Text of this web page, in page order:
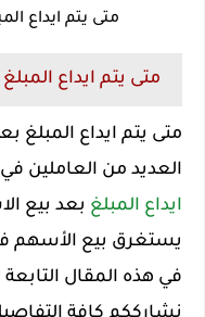
متى يتم ايداع
متى يتم ايداع
متى يتم ايداع المبلغ
العديد من العاملين
ايداع المبلغ بعد بيع
يستغرق بيع الأسهم
في هذه المقال